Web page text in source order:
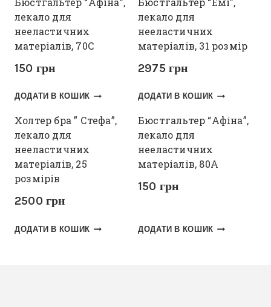
лекало для
нееластичних
матеріалів, 70С
150 грн
ДОДАТИ В КОШИК
лекало для
нееластичних
матеріалів, 31 розмір
2975 грн
ДОДАТИ В КОШИК
Холтер бра ” Стефа”,
лекало для
нееластичних
матеріалів, 25
розмірів
2500 грн
ДОДАТИ В КОШИК
Бюстгальтер “Афіна”,
лекало для
нееластичних
матеріалів, 80А
150 грн
ДОДАТИ В КОШИК